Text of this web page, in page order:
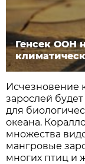
Генсек ООН
Исчезновение
зарослей
для
океана.
множества
мангровые
многих птиц и